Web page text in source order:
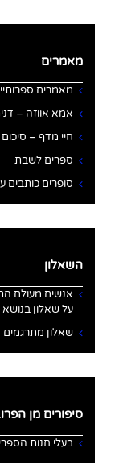
מאמרים
מאמרים
אמא אווזה –
חיי מדף –
ספרים לשבת
סופרים כותבים
השאלון
אנשים מעולם
על שאלון
שאלון מתרגמים
סיפורים מן
בעלי חנות